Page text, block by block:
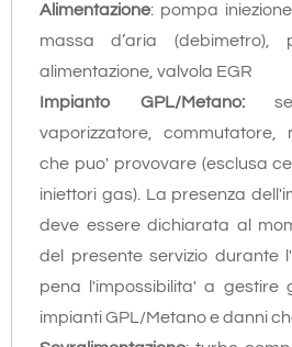
Alimentazione: pompa
massa d’aria
alimentazione, valvola EGR
Impianto GPL/Metano:
vaporizzatore, commutatore,
che puo' provovare (esclusa
iniettori gas). La presenza
deve essere dichiarata al
del presente servizio durante
pena l'impossibilita' a gestire
impianti GPL/Metano e danni